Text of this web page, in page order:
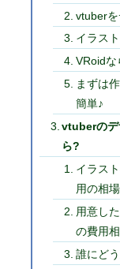
vtuber
イラス
VRoidな
まずは
簡単♪
vtuberのデ
ら?
イラス
用の相場
用意し
の費用
誰にど